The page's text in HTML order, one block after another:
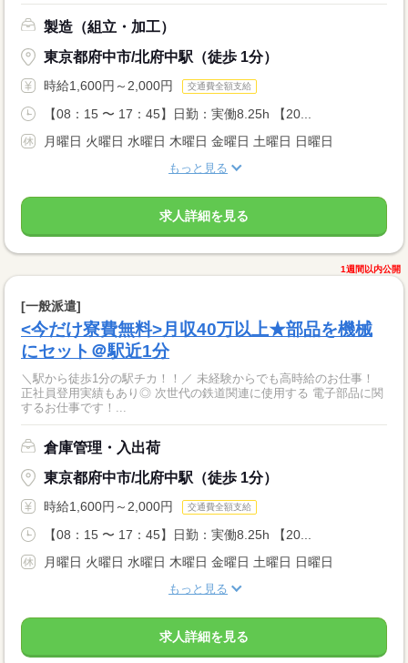
製造（組立・加工）
東京都府中市/北府中駅（徒歩 1分）
時給1,600円～2,000円 交通費全額支給
【08：15 〜 17：45】日勤：実働8.25h 【20...
月曜日 火曜日 水曜日 木曜日 金曜日 土曜日 日曜日
もっと見る
求人詳細を見る
1週間以内公開
[一般派遣]
<今だけ寮費無料>月収40万以上★部品を機械
にセット＠駅近1分
＼駅から徒歩1分の駅チカ！！／ 未経験からでも高時給のお仕事！
正社員登用実績もあり◎ 次世代の鉄道関連に使用する 電子部品に関
するお仕事です！...
倉庫管理・入出荷
東京都府中市/北府中駅（徒歩 1分）
時給1,600円～2,000円 交通費全額支給
【08：15 〜 17：45】日勤：実働8.25h 【20...
月曜日 火曜日 水曜日 木曜日 金曜日 土曜日 日曜日
もっと見る
求人詳細を見る